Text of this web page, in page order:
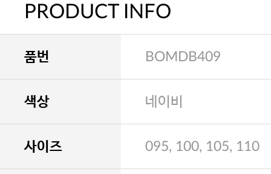
PRODUCT INFO
품번 BOMDB409
색상 네이비
사이즈 095, 100, 105, 110